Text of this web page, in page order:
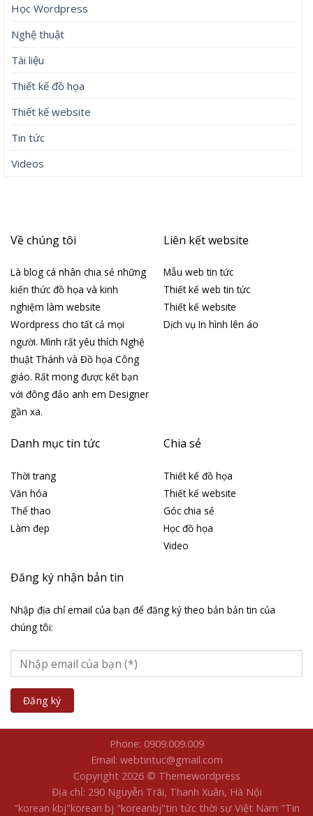
Học Wordpress
Nghệ thuật
Tài liệu
Thiết kế đồ họa
Thiết kế website
Tin tức
Videos
Về chúng tôi
Là blog cá nhân chia sẻ những
kiến thức đồ họa và kinh
nghiệm làm website
Wordpress cho tất cả mọi
người. Mình rất yêu thích Nghệ
thuật Thánh và Đồ họa Công
giáo. Rất mong được kết bạn
với đông đảo anh em Designer
gần xa.
Liên kết website
Mẫu web tin tức
Thiết kế web tin tức
Thiết kế website
Dịch vụ In hình lên áo
Danh mục tin tức
Thời trang
Văn hóa
Thể thao
Làm đẹp
Chia sẻ
Thiết kế đồ họa
Thiết kế website
Góc chia sẻ
Học đồ họa
Video
Đăng ký nhận bản tin
Nhập địa chỉ email của bạn để đăng ký theo bản bản tin của
chúng tôi:
Phone: 0909.009.009
Email: webtintuc@gmail.com
Copyright 2026 © Themewordpress
Địa chỉ: 290 Nguyễn Trãi, Thanh Xuân, Hà Nội
"korean kbj​"korean bj "koreanbj​"tin tức thời sự Việt Nam "Tin